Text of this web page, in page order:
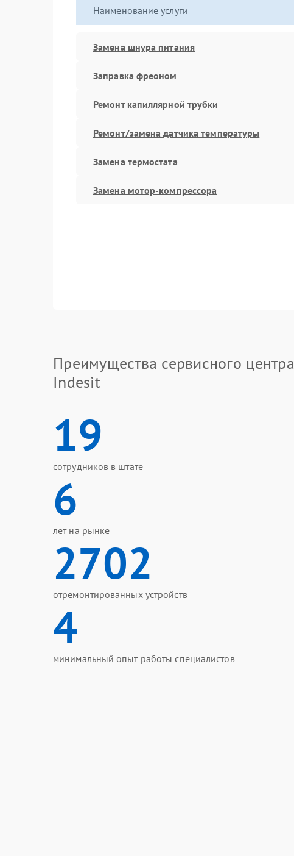
Наименование услуги
Замена шнура питания
Заправка фреоном
Ремонт капиллярной трубки
Ремонт/замена датчика температуры
Замена термостата
Замена мотор-компрессора
Преимущества сервисного центра
Indesit
19
сотрудников в штате
6
лет на рынке
2702
отремонтированных устройств
4
минимальный опыт работы специалистов